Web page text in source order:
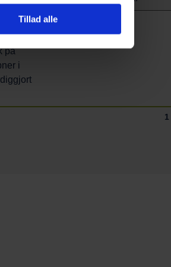
Tillad alle
på
i
1